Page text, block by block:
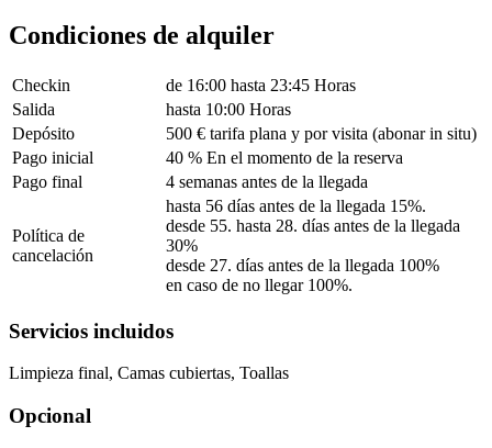
Condiciones de alquiler
Checkin
de 16:00 hasta 23:45 Horas
Salida
hasta 10:00 Horas
Depósito
500 € tarifa plana y por visita (abonar in situ)
Pago inicial
40 % En el momento de la reserva
Pago final
4 semanas antes de la llegada
Política de
cancelación
hasta 56 días antes de la llegada 15%.
desde 55. hasta 28. días antes de la llegada
30%
desde 27. días antes de la llegada 100%
en caso de no llegar 100%.
Servicios incluidos
Limpieza final, Camas cubiertas, Toallas
Opcional